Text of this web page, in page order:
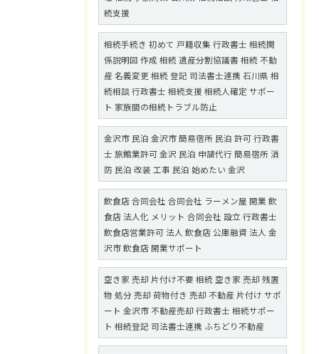
続支援
相続手続き 初めて 戸籍収集 行政書士 相続関
係説明図 作成 相続 遺産分割協議書 相続 不動
産 名義変更 相続 登記 司法書士連携 石川県 相
続相談 行政書士 相続支援 相続人確定 サポー
ト 家族間の相続トラブル防止
金沢市 民泊 金沢市 簡易宿所 民泊 許可 行政書
士 旅館業許可 金沢 民泊 申請代行 簡易宿所 消
防 民泊 改装 工事 民泊 始めたい 金沢
飲食店 合同会社 合同会社 ラーメン屋 開業 飲
食店 法人化 メリット 合同会社 設立 行政書士
飲食店営業許可 法人 飲食店 公庫融資 法人 金
沢市 飲食店 開業サポート
空き家 売却 片付け不要 相続 空き家 売却 残置
物 処分 売却 荷物付き 売却 不動産 片付け サポ
ート 金沢市 不動産売却 行政書士 相続サポー
ト 相続登記 司法書士連携 ふちどり不動産